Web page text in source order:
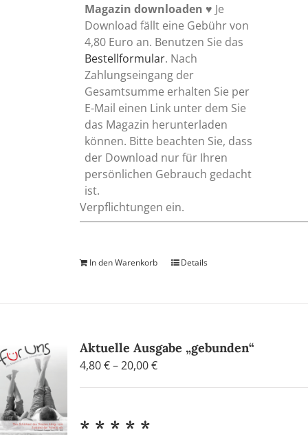
Magazin downloaden ♥ Je
Download fällt eine Gebühr von
4,80 Euro an. Benutzen Sie das
Bestellformular. Nach
Zahlungseingang der
Gesamtsumme erhalten Sie per
E-Mail einen Link unter dem Sie
das Magazin herunterladen
können. Bitte beachten Sie, dass
der Download nur für Ihren
persönlichen Gebrauch gedacht
ist.
Verpflichtungen ein.
In den Warenkorb Details
Aktuelle Ausgabe „gebunden“
4,80€–20,00€Preisspanne:
* * * * *